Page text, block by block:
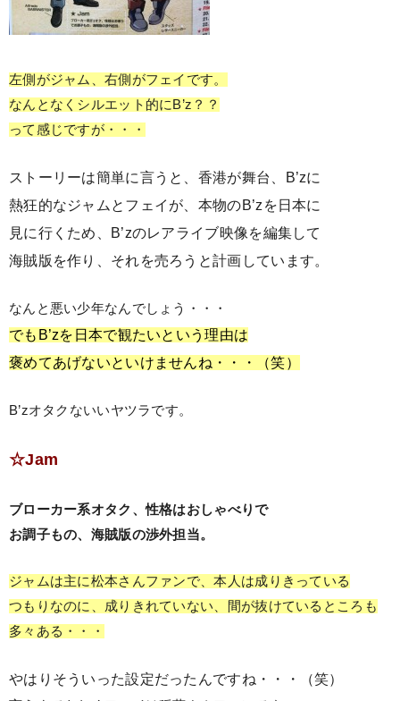
左側がジャム、右側がフェイです。
なんとなくシルエット的にB’z？？
って感じですが・・・
ストーリーは簡単に言うと、香港が舞台、B’zに
熱狂的なジャムとフェイが、本物のB’zを日本に
見に行くため、B’zのレアライブ映像を編集して
海賊版を作り、それを売ろうと計画しています。
なんと悪い少年なんでしょう・・・
でもB’zを日本で観たいという理由は
褒めてあげないといけませんね・・・（笑）
B’zオタクないいヤツラです。
☆Jam
ブローカー系オタク、性格はおしゃべりで
お調子もの、海賊版の渉外担当。
ジャムは主に松本さんファンで、本人は成りきっている
つもりなのに、成りきれていない、間が抜けているところも
多々ある・・・
やはりそういった設定だったんですね・・・（笑）